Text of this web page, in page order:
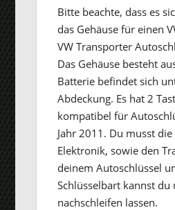
Bitte beachte, dass es
das Gehäuse für einen
VW Transporter
Das Gehäuse besteht
Batterie befindet sich
Abdeckung. Es hat 2
kompatibel für
Jahr 2011. Du musst
Elektronik, sowie den
deinem Autoschlüssel
Schlüsselbart kannst
nachschleifen lassen.